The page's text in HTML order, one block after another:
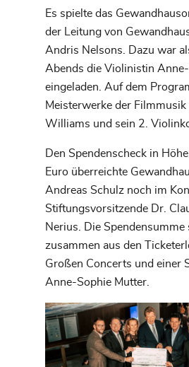
Es spielte das
der Leitung von
Andris Nelsons. Dazu war
Abends die Violinistin
eingeladen. Auf dem
Meisterwerke der Filmmusik
Williams und sein 2.
Den Spendenscheck in
Euro überreichte
Andreas Schulz noch im
Stiftungsvorsitzende Dr.
Nerius. Die Spendensumme
zusammen aus den
Großen Concerts und einer
Anne-Sophie Mutter.